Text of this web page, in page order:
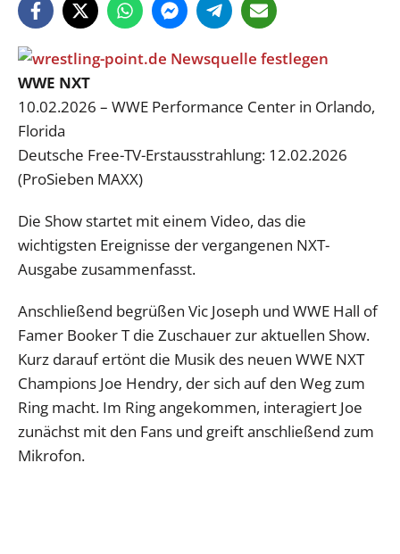
WWE NXT
10.02.2026 – WWE Performance Center in Orlando,
Florida
Deutsche Free-TV-Erstausstrahlung: 12.02.2026
(ProSieben MAXX)
Die Show startet mit einem Video, das die
wichtigsten Ereignisse der vergangenen NXT-
Ausgabe zusammenfasst.
Anschließend begrüßen Vic Joseph und WWE Hall of
Famer Booker T die Zuschauer zur aktuellen Show.
Kurz darauf ertönt die Musik des neuen WWE NXT
Champions Joe Hendry, der sich auf den Weg zum
Ring macht. Im Ring angekommen, interagiert Joe
zunächst mit den Fans und greift anschließend zum
Mikrofon.